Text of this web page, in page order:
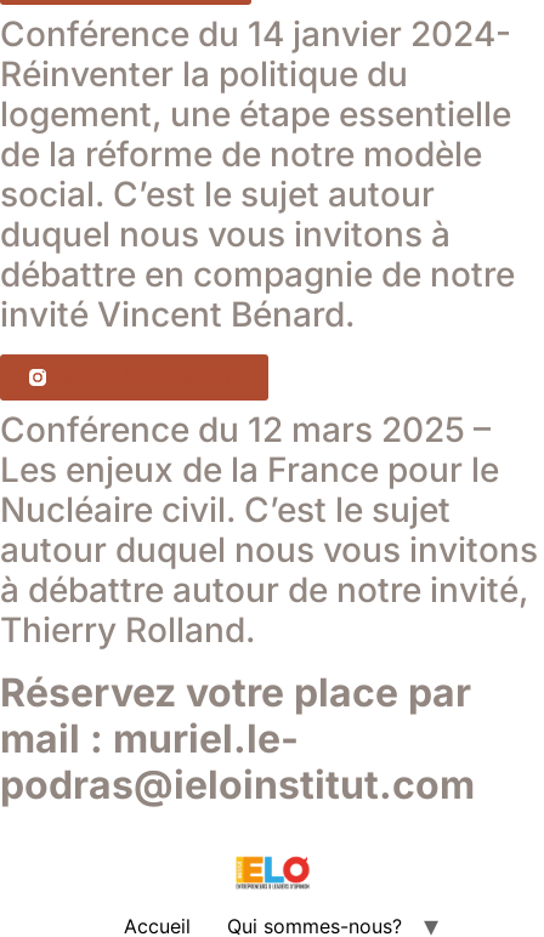
Conférence du 14 janvier 2024-
Réinventer la politique du
logement, une étape essentielle
de la réforme de notre modèle
social. C’est le sujet autour
duquel nous vous invitons à
débattre en compagnie de notre
invité Vincent Bénard.
Conférence du 12 mars 2025 –
Les enjeux de la France pour le
Nucléaire civil. C’est le sujet
autour duquel nous vous invitons
à débattre autour de notre invité,
Thierry Rolland.
Réservez votre place par
mail : muriel.le-
podras@ieloinstitut.com
Accueil Qui sommes-nous?